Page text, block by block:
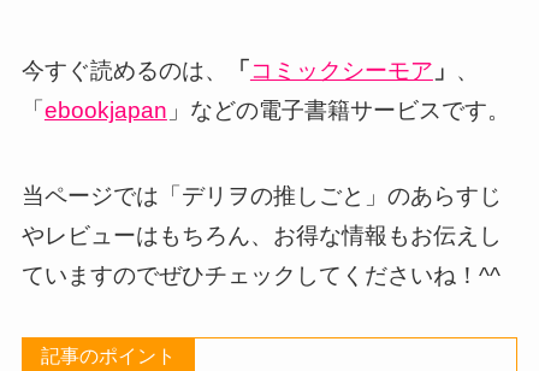
今すぐ読めるのは、 「 コミックシーモア 」 、
「 ebookjapan 」などの電子書籍サービスです。
当ページでは「デリヲの推しごと」のあらすじ
やレビューはもちろん、お得な情報もお伝えし
ていますのでぜひチェックしてくださいね！^^
記事のポイント